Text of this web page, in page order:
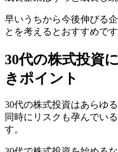
早いうちから今後伸びる
とを考えるとおすすめです
30代の株式投資
きポイント
30代の株式投資はあらゆ
同時にリスクも孕んでい
す。